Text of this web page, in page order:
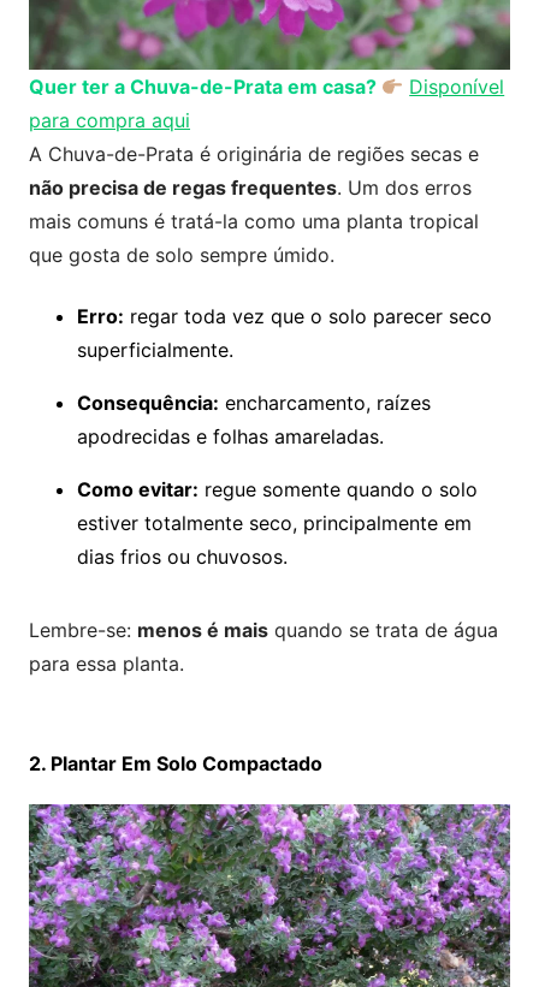
Quer ter a Chuva-de-Prata em casa?
Disponível
para compra aqui
A Chuva-de-Prata é originária de regiões secas e
não precisa de regas frequentes. Um dos erros
mais comuns é tratá-la como uma planta tropical
que gosta de solo sempre úmido.
Erro: regar toda vez que o solo parecer seco
superficialmente.
Consequência: encharcamento, raízes
apodrecidas e folhas amareladas.
Como evitar: regue somente quando o solo
estiver totalmente seco, principalmente em
dias frios ou chuvosos.
Lembre-se: menos é mais quando se trata de água
para essa planta.
2. Plantar Em Solo Compactado